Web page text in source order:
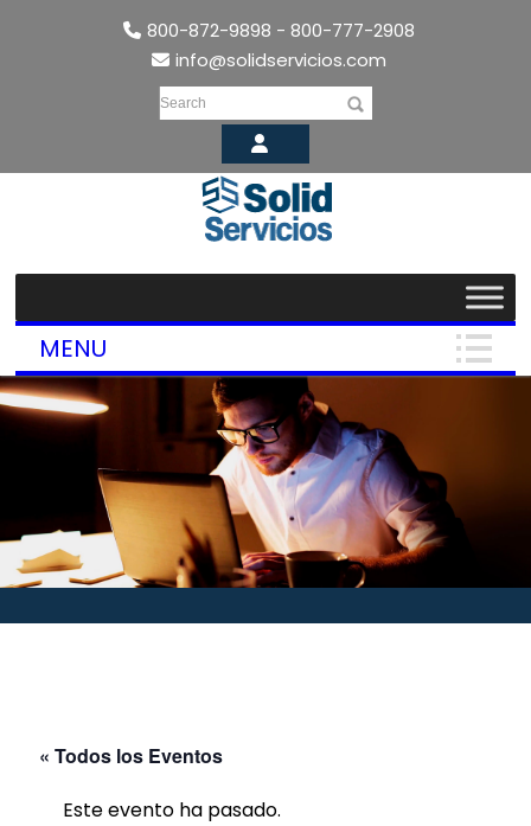
800-872-9898 - 800-777-2908
info@solidservicios.com
Search
MENU
« Todos los Eventos
Este evento ha pasado.